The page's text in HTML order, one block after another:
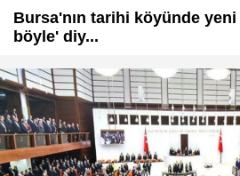
Bursa'nın tarihi köyünde
böyle' diy...